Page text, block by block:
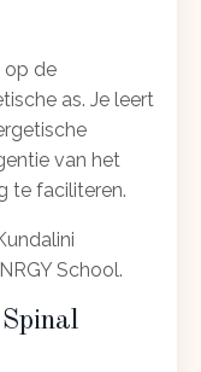
op de
as. Je leert
van het
te faciliteren.
School.